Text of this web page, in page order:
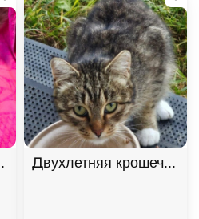
хочет домой! В дар!,
Двухлетняя крошечная